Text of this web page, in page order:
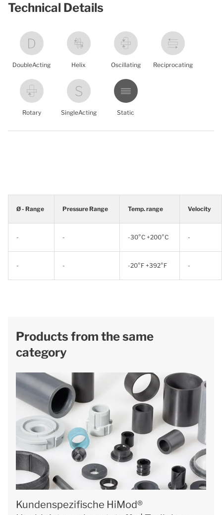
Technical Details
DoubleActing Helix Oscillating Reciprocating
Rotary SingleActing Static
Ø - Range Pressure Range Temp. range Velocity
- - -30°C +200°C -
- - -20°F +392°F -
Products from the same
category
Kundenspezifische HiMod®